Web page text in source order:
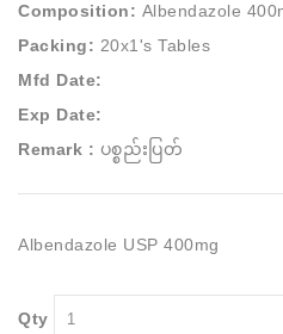
Composition: Albendazole
Packing: 20x1's Tables
Mfd Date:
Exp Date:
Remark : ပစ္စည်းပြတ်
Albendazole USP 400mg
Qty